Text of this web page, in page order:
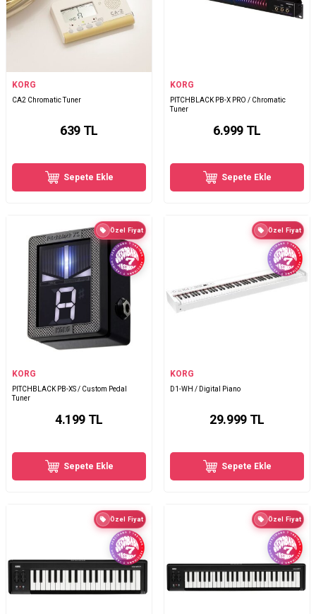
KORG
CA2 Chromatic Tuner
639 TL
Sepete Ekle
KORG
PITCHBLACK PB-X PRO / Chromatic
Tuner
6.999 TL
Sepete Ekle
Özel Fiyat
KORG
PITCHBLACK PB-XS / Custom Pedal
Tuner
4.199 TL
Sepete Ekle
Özel Fiyat
KORG
D1-WH / Digital Piano
29.999TL
Sepete Ekle
Özel Fiyat Özel Fiyat